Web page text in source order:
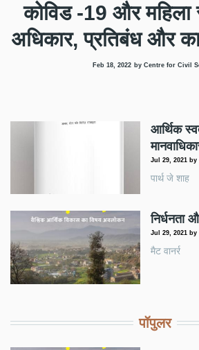
कोविड -19 और महिला
अधिकार, प्रतिबंध और
Feb 18, 2022 by Centre for Civil
आर्थिक
Jul 29, 2021 by
पार्थ जे शाह
निर्धनता
Jul 29, 2021 by
मैट वानर्र
पॉपुलर